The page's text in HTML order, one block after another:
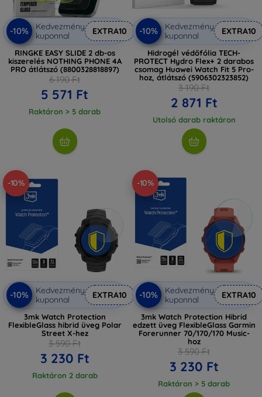
-10%
Kedvezmény
kuponnal
EXTRA10
RINGKE EASY SLIDE 2 db-os
kiszerelés NOTHING PHONE 4A
PRO átlátszó (8800328818897)
6 190 Ft
5 571 Ft
Raktáron > 5 darab
-10%
Kedvezmény
kuponnal
EXTRA10
Hidrogél védőfólia TECH-
PROTECT Hydro Flex+ 2 darabos
csomag Huawei Watch Fit 5 Pro-
hoz, átlátszó (5906302323852)
3 190 Ft
2 871 Ft
Utolsó darab raktáron
-10%
-10%
Kedvezmény
kuponnal
EXTRA10
3mk Watch Protection
FlexibleGlass hibrid üveg Polar
Street X-hez
3 590 Ft
3 230 Ft
Raktáron 2 darab
-10%
-10%
Kedvezmény
kuponnal
EXTRA10
3mk Watch Protection Hibrid
edzett üveg FlexibleGlass Garmin
Forerunner 70/170/170 Music-
hoz
3 590 Ft
3 230 Ft
Raktáron > 5 darab